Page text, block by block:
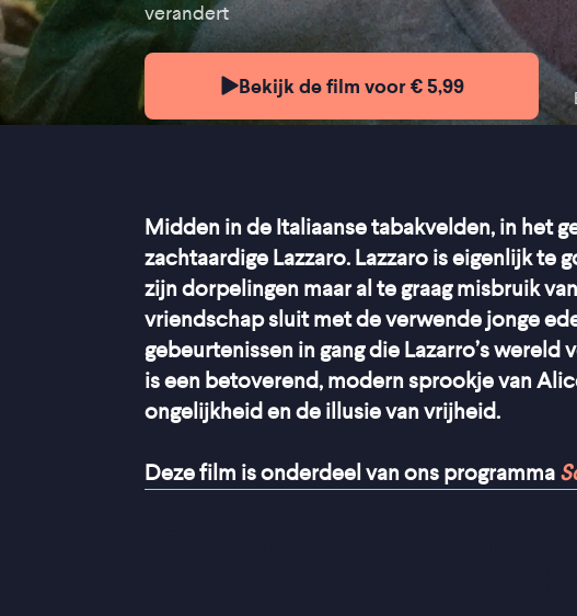
verandert
Bekijk de film voor € 5,99
Midden in de Italiaanse tabakvelden, in het
zachtaardige Lazzaro. Lazzaro is eigenlijk te
zijn dorpelingen maar al te graag misbruik
vriendschap sluit met de verwende jonge
gebeurtenissen in gang die Lazarro’s wereld
is een betoverend, modern sprookje van
ongelijkheid en de illusie van vrijheid.
Deze film is onderdeel van ons programma